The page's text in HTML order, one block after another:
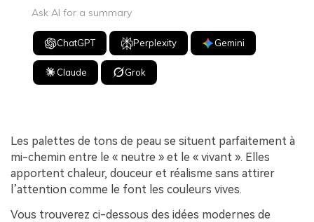
Ask AI for a summary
ChatGPT Perplexity Gemini
Claude Grok
Les palettes de tons de peau se situent parfaitement à
mi-chemin entre le « neutre » et le « vivant ». Elles
apportent chaleur, douceur et réalisme sans attirer
l’attention comme le font les couleurs vives.
Vous trouverez ci-dessous des idées modernes de